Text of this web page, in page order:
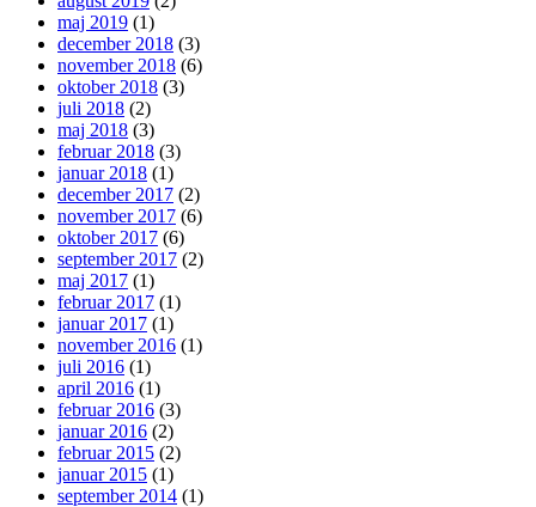
maj 2019 (1)
december 2018 (3)
november 2018 (6)
oktober 2018 (3)
juli 2018 (2)
maj 2018 (3)
februar 2018 (3)
januar 2018 (1)
december 2017 (2)
november 2017 (6)
oktober 2017 (6)
september 2017 (2)
maj 2017 (1)
februar 2017 (1)
januar 2017 (1)
november 2016 (1)
juli 2016 (1)
april 2016 (1)
februar 2016 (3)
januar 2016 (2)
februar 2015 (2)
januar 2015 (1)
september 2014 (1)